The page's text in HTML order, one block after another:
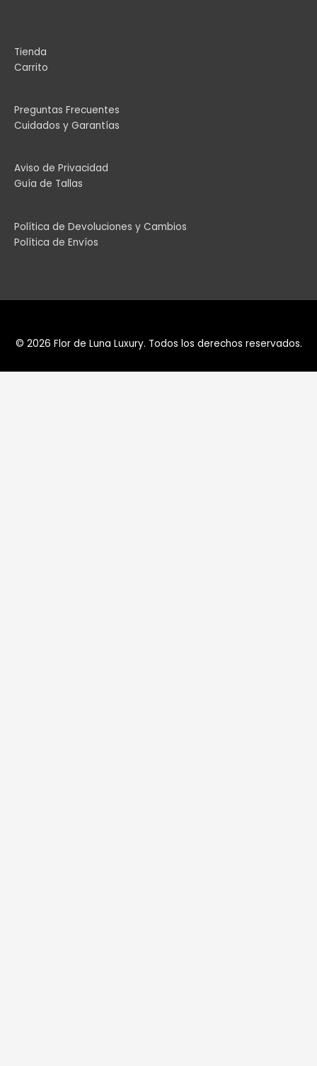
Tienda
Carrito
Preguntas Frecuentes
Cuidados y Garantías
Aviso de Privacidad
Guía de Tallas
Política de Devoluciones y Cambios
Política de Envíos
© 2026 Flor de Luna Luxury. Todos los derechos reservados.